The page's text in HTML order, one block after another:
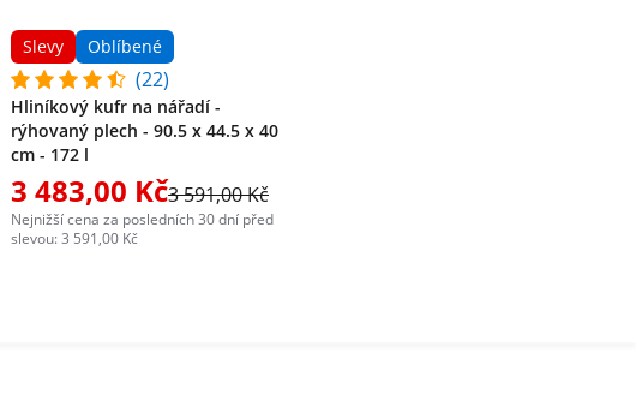
Slevy Oblíbené
(22)
Hliníkový kufr na nářadí -
rýhovaný plech - 90.5 x 44.5 x 40
cm - 172 l
3 483,00 Kč3 591,00 Kč
Nejnižší cena za posledních 30 dní před
slevou: 3 591,00 Kč